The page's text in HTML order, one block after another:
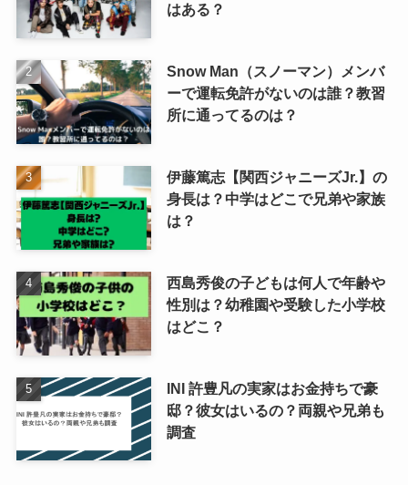
はある？
Snow Man（スノーマン）メンバ
ーで運転免許がないのは誰？教習
所に通ってるのは？
伊藤篤志【関西ジャニーズJr.】の
身長は？中学はどこで兄弟や家族
は？
西島秀俊の子どもは何人で年齢や
性別は？幼稚園や受験した小学校
はどこ？
INI 許豊凡の実家はお金持ちで豪
邸？彼女はいるの？両親や兄弟も
調査